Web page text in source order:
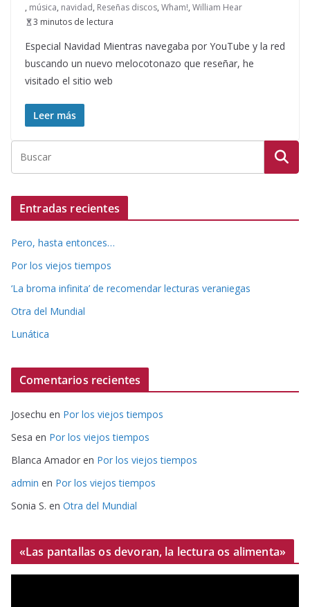
, música, navidad, Reseñas discos, Wham!, William Hear
3 minutos de lectura
Especial Navidad Mientras navegaba por YouTube y la red
buscando un nuevo melocotonazo que reseñar, he
visitado el sitio web
Leer más
Entradas recientes
Pero, hasta entonces…
Por los viejos tiempos
‘La broma infinita’ de recomendar lecturas veraniegas
Otra del Mundial
Lunática
Comentarios recientes
Josechu en Por los viejos tiempos
Sesa en Por los viejos tiempos
Blanca Amador en Por los viejos tiempos
admin en Por los viejos tiempos
Sonia S. en Otra del Mundial
«Las pantallas os devoran, la lectura os alimenta»